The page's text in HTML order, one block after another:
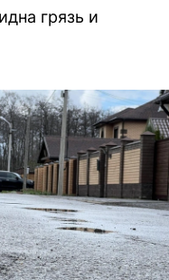
грязь и